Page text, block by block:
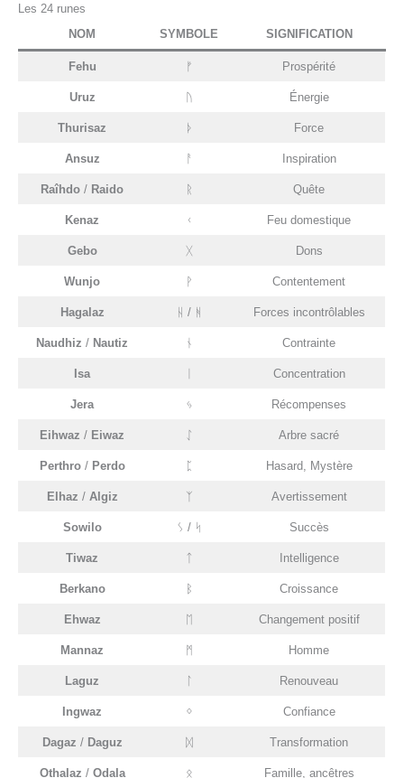
Les 24 runes
NOM
SYMBOLE SIGNIFICATION
Fehu ᚠ Prospérité
Uruz ᚢ Énergie
Thurisaz ᚦ Force
Ansuz ᚨ Inspiration
Raîhdo / Raido ᚱ Quête
Kenaz ᚲ Feu domestique
Gebo ᚷ Dons
Wunjo ᚹ Contentement
Hagalaz ᚺ / ᚻ Forces incontrôlables
Naudhiz / Nautiz ᚾ Contrainte
Isa Concentration
Jera ᛃ Récompenses
Eihwaz / Eiwaz ᛇ Arbre sacré
Perthro/ Perdo ᛈ Hasard, Mystère
Elhaz / Algiz ᛉ Avertissement
Sowilo ᛊ / ᛋ Succès
Tiwaz ᛏ Intelligence
Berkano ᛒ Croissance
Ehwaz ᛖ Changement positif
Mannaz ᛗ Homme
Laguz ᛚ Renouveau
Ingwaz ᛜ Confiance
Dagaz / Daguz ᛞ Transformation
Othalaz / Odala ᛟ Famille, ancêtres